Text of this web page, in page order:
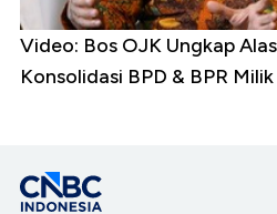
Video: Bos OJK Ungkap
Konsolidasi BPD & BPR